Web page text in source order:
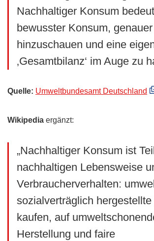
Nachhaltiger Konsum
bewusster Konsum, genauer
hinzuschauen und eine
‚Gesamtbilanz‘ im Auge zu
Quelle: Umweltbundesamt Deutschland
Wikipedia ergänzt:
„Nachhaltiger Konsum ist
nachhaltigen Lebensweise
Verbraucherverhalten:
sozialverträglich
kaufen, auf
Herstellung und faire